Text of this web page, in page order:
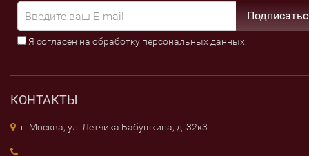
Я согласен на обработку персональных данных!
КОНТАКТЫ
г. Москва, ул. Летчика Бабушкина, д. 32к3.